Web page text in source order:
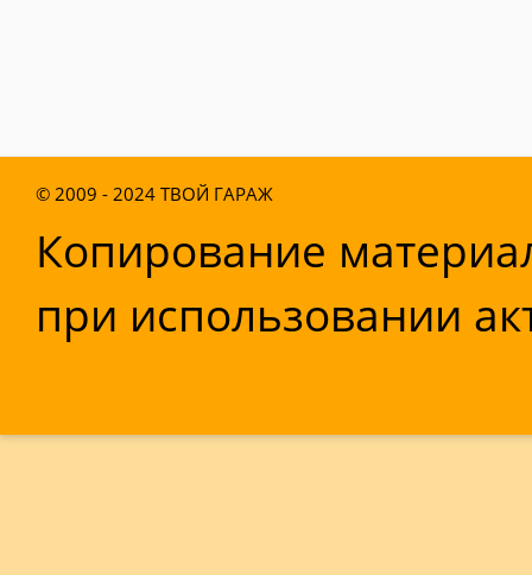
© 2009 - 2024 ТВОЙ ГАРАЖ
Копирование
при использовании